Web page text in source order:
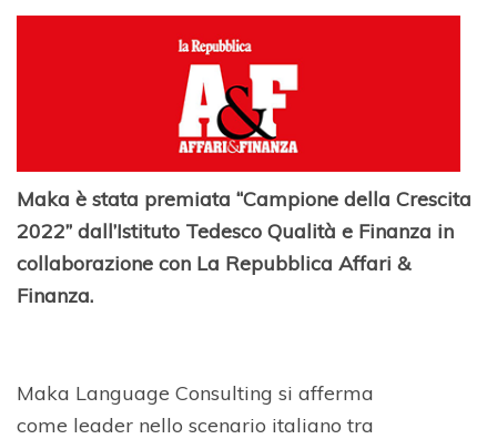
Maka è stata premiata “Campione della Crescita
2022” dall’Istituto Tedesco Qualità e Finanza in
collaborazione con La Repubblica Affari &
Finanza.
Maka Language Consulting si afferma
come leader nello scenario italiano tra